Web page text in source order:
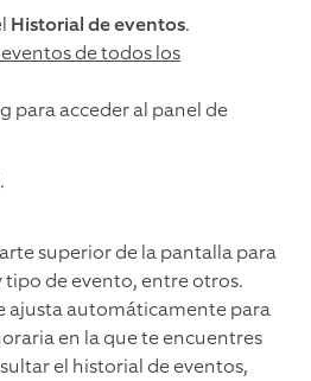
Historial de eventos.
de todos los
para acceder al panel de
.
superior de la pantalla para
de evento, entre otros.
ajusta automáticamente para
en la que te encuentres
el historial de eventos,